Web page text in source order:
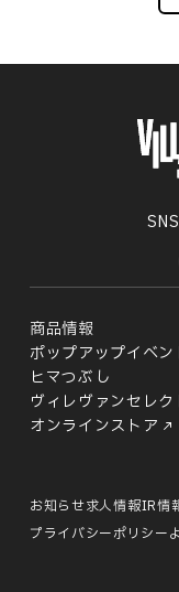
商品情報
ポップアップイベン
ヒマつぶし
ヴィレヴァンセレク
オンラインストア
お知らせ求人情報IR情
プライバシーポリシー